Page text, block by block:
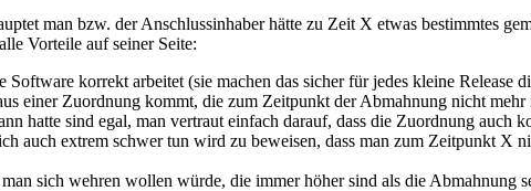
man bzw. der Anschlussinhaber hätte zu Zeit X etwas bestimmtes
Vorteile auf seiner Seite:
korrekt arbeitet (sie machen das sicher für jedes kleine Release
einer Zuordnung kommt, die zum Zeitpunkt der Abmahnung nicht
hatte sind egal, man vertraut einfach darauf, dass die Zuordnung auch
auch extrem schwer tun wird zu beweisen, dass man zum Zeitpunkt X
sich wehren wollen würde, die immer höher sind als die Abmahnung